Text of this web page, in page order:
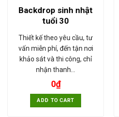
Backdrop sinh nhật
tuổi 30
Thiết kế theo yêu cầu, tư
vấn miễn phí, đến tận nơi
khảo sát và thi công, chỉ
nhận thanh…
0₫
ADD TO CART